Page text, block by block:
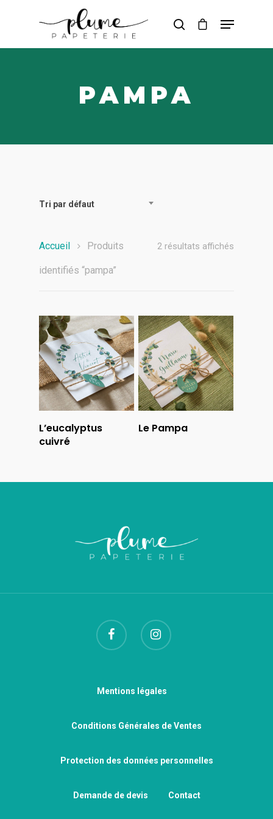
PAMPA
Tri par défaut
2 résultats affichés
Accueil Produits
identifiés “pampa”
Lire La Suite
L’eucalyptus
cuivré
Lire La Suite
Le Pampa
Mentions légales
Conditions Générales de Ventes
Protection des données personnelles
Demande de devis Contact